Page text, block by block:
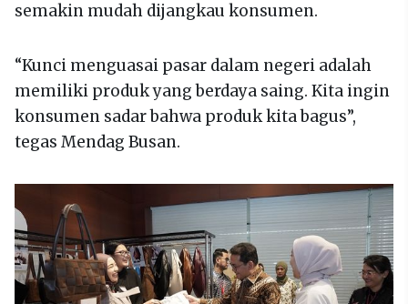
semakin mudah dijangkau konsumen.
“Kunci menguasai pasar dalam negeri adalah
memiliki produk yang berdaya saing. Kita ingin
konsumen sadar bahwa produk kita bagus”,
tegas Mendag Busan.